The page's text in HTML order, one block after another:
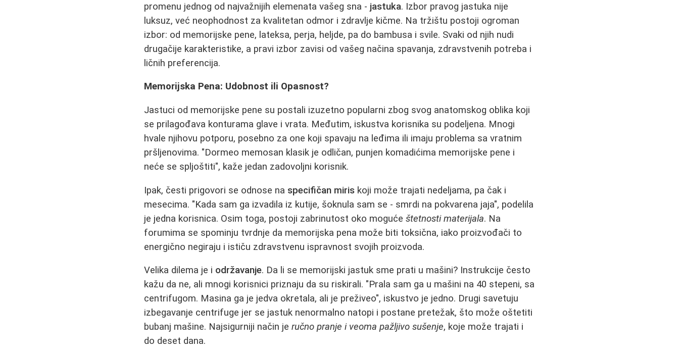
promenu jednog od najvažnijih elemenata vašeg sna - jastuka. Izbor pravog jastuka nije
luksuz, već neophodnost za kvalitetan odmor i zdravlje kičme. Na tržištu postoji ogroman
izbor: od memorijske pene, lateksa, perja, heljde, pa do bambusa i svile. Svaki od njih nudi
drugačije karakteristike, a pravi izbor zavisi od vašeg načina spavanja, zdravstvenih potreba i
ličnih preferencija.
Memorijska Pena: Udobnost ili Opasnost?
Jastuci od memorijske pene su postali izuzetno popularni zbog svog anatomskog oblika koji
se prilagođava konturama glave i vrata. Međutim, iskustva korisnika su podeljena. Mnogi
hvale njihovu potporu, posebno za one koji spavaju na leđima ili imaju problema sa vratnim
pršljenovima. "Dormeo memosan klasik je odličan, punjen komadićima memorijske pene i
neće se spljoštiti", kaže jedan zadovoljni korisnik.
Ipak, česti prigovori se odnose na specifičan miris koji može trajati nedeljama, pa čak i
mesecima. "Kada sam ga izvadila iz kutije, šoknula sam se - smrdi na pokvarena jaja", podelila
je jedna korisnica. Osim toga, postoji zabrinutost oko mogućeštetnosti materijala. Na
forumima se spominju tvrdnje da memorijska pena može biti toksična, iako proizvođači to
energično negiraju i ističu zdravstvenu ispravnost svojih proizvoda.
Velika dilema je i održavanje. Da li se memorijski jastuk sme prati u mašini? Instrukcije često
kažu da ne, ali mnogi korisnici priznaju da su riskirali. "Prala sam ga u mašini na 40 stepeni, sa
centrifugom. Masina ga je jedva okretala, ali je preživeo", iskustvo je jedno. Drugi savetuju
izbegavanje centrifuge jer se jastuk nenormalno natopi i postane pretežak, što može oštetiti
bubanj mašine. Najsigurniji način jeručno pranje i veoma pažljivo sušenje, koje može trajati i
do deset dana.